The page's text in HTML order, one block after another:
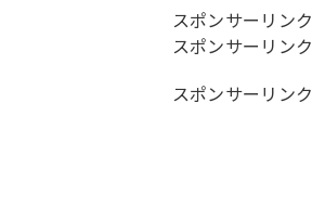
スポンサーリンク
スポンサーリンク
スポンサーリンク